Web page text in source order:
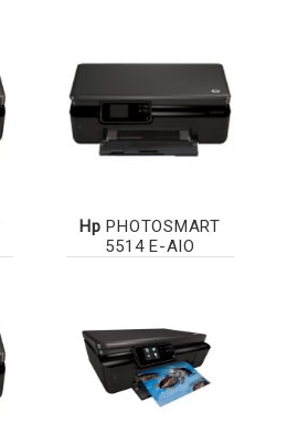
Hp PHOTOSMART
5514 E-AIO